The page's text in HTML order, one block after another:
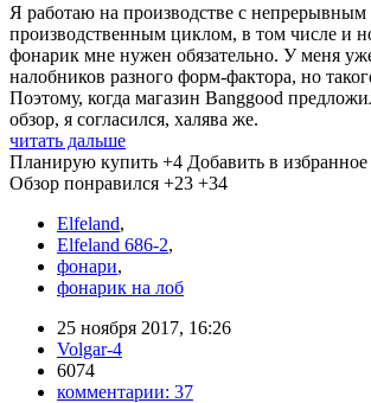
Я работаю на производстве с непрерывным
производственным циклом, в том числе и
фонарик мне нужен обязательно. У меня
налобников разного форм-фактора, но
Поэтому, когда магазин Banggood
обзор, я согласился, халява же.
читать дальше
Планирую купить +4 Добавить в избранное
Обзор понравился +23 +34
Elfeland,
Elfeland 686-2,
фонари,
фонарик на лоб
25 ноября 2017, 16:26
Volgar-4
6074
комментарии: 37